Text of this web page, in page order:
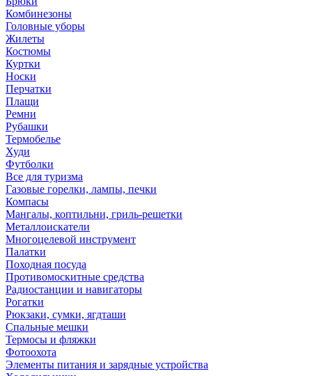
Комбинезоны
Головные уборы
Жилеты
Костюмы
Куртки
Носки
Перчатки
Плащи
Ремни
Рубашки
Термобелье
Худи
Футболки
Все для туризма
Газовые горелки, лампы, печки
Компасы
Мангалы, коптильни, гриль-решетки
Металлоискатели
Многоцелевой инструмент
Палатки
Походная посуда
Противомоскитные средства
Радиостанции и навигаторы
Рогатки
Рюкзаки, сумки, ягдташи
Спальные мешки
Термосы и фляжки
Фотоохота
Элементы питания и зарядные устройства